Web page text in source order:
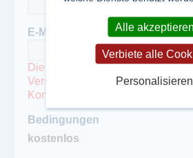
E-Mail
Die Mailadresse wird
Versand von Probeexemplaren
Kontaktaufnahme mit Ihnen
Bedingungen
Alle akzeptieren
Verbiete alle
Personalisieren